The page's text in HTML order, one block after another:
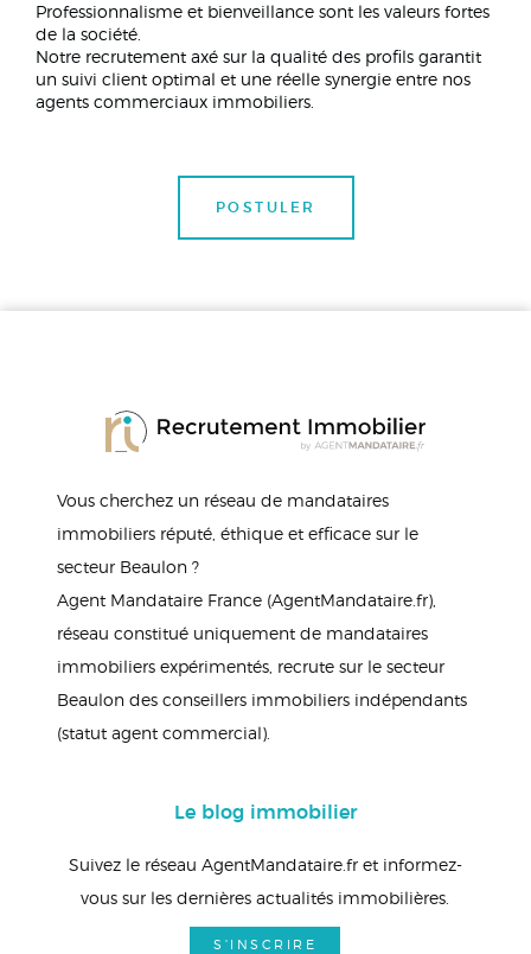
Professionnalisme et bienveillance sont les valeurs fortes
de la société.
Notre recrutement axé sur la qualité des profils garantit
un suivi client optimal et une réelle synergie entre nos
agents commerciaux immobiliers.
POSTULER
Vous cherchez un réseau de mandataires
immobiliers réputé, éthique et efficace sur le
secteur Beaulon ?
Agent Mandataire France (AgentMandataire.fr),
réseau constitué uniquement de mandataires
immobiliers expérimentés, recrute sur le secteur
Beaulon des conseillers immobiliers indépendants
(statut agent commercial).
Le blog immobilier
Suivez le réseau AgentMandataire.fr et informez-
vous sur les dernières actualités immobilières.
S'INSCRIRE